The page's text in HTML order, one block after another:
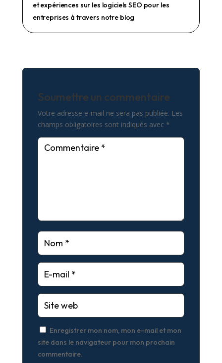
et expériences sur les logiciels SEO pour les
entreprises à travers notre blog
Soumettre un commentaire
Votre adresse e-mail ne sera pas publiée. Les
champs obligatoires sont indiqués avec *
Enregistrer mon nom, mon e-mail et mon
site dans le navigateur pour mon prochain
commentaire.